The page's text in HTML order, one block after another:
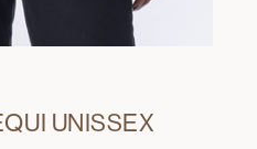
UNISSEX